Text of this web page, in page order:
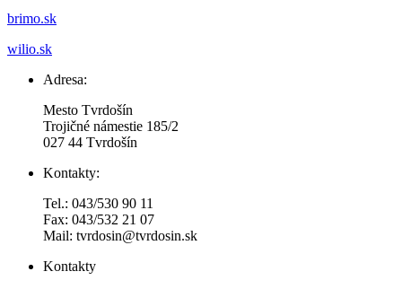
brimo.sk
wilio.sk
Adresa:
Mesto Tvrdošín
Trojičné námestie 185/2
027 44 Tvrdošín
Kontakty:
Tel.: 043/530 90 11
Fax: 043/532 21 07
Mail: tvrdosin@tvrdosin.sk
Kontakty